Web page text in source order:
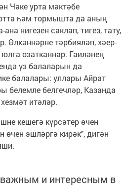
Чәке урта мәктәбе
һәм тормышта да аның
нигезен саклап, тигез, тату,
Өлкәннәрне тәрбияләп, хәер-
озатканнар. Гаиләнең
үз балаларын да
балалары: уллары Айрат
белемле белгечләр, Казанда
итәләр.
кешегә күрсәтер өчен
өчен эшләргә кирәк", дигән
и интересным в